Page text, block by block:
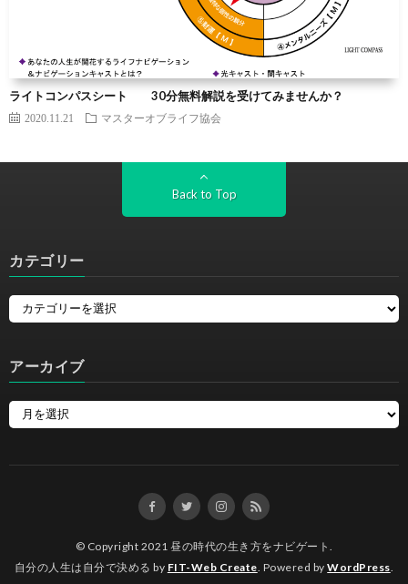
ライトコンパスシート 30分無料解説を受けてみませんか？
2020.11.21 マスターオブライフ協会
Back to Top
カテゴリー
アーカイブ
© Copyright 2021 昼の時代の生き方をナビゲート
自分の人生は自分で決める by FIT-Web Create . Powered byWordPress